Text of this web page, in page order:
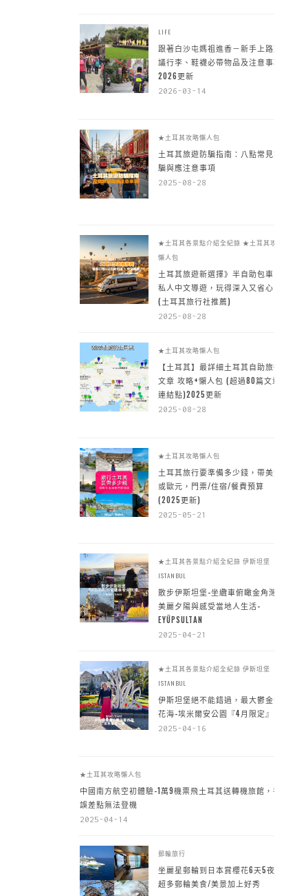
LIFE
跟著白沙屯媽祖進香－新手上路建
議行李、鞋襪必帶物品及注意事項
2026更新
2026-03-14
★土耳其攻略懶人包
土耳其旅遊防騙指南：八點常見詐
騙與應注意事項
2025-08-28
★土耳其各景點介紹全紀錄 ★土耳其攻略
懶人包
土耳其旅遊新選擇》半自助包車 +
私人中文導遊，玩得深入又省心
(土耳其旅行社推薦)
2025-08-28
★土耳其攻略懶人包
【土耳其】最詳細土耳其自助旅行
文章 攻略+懶人包 (超過80篇文章~
連結點)2025更新
2025-08-28
★土耳其攻略懶人包
土耳其旅行要準備多少錢，帶美金
或歐元，門票/住宿/餐費預算
(2025更新)
2025-05-21
★土耳其各景點介紹全紀錄 伊斯坦堡
ISTANBUL
散步伊斯坦堡-坐纜車俯瞰金角灣
美麗夕陽與感受當地人生活-
EYÜPSULTAN
2025-04-21
★土耳其各景點介紹全紀錄 伊斯坦堡
ISTANBUL
伊斯坦堡絕不能錯過，最大鬱金香
花海-埃米爾安公園『4月限定』
2025-04-16
★土耳其攻略懶人包
中國南方航空初體驗-1萬9機票飛土耳其送轉機旅館，手
誤差點無法登機
2025-04-14
郵輪旅行
坐麗星郵輪到日本賞櫻花6天5夜，
超多郵輪美食/美景加上好秀